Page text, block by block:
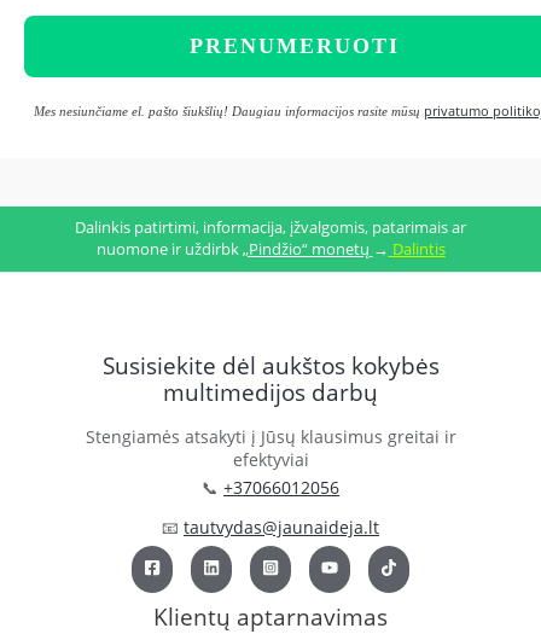
Mes nesiunčiame el. pašto šiukšlių! Daugiau informacijos rasite mūsų privatumo
Dalinkis patirtimi, informacija, įžvalgomis, patarimais ar
nuomone ir uždirbk„Pindžio“ monetų → Dalintis
Susisiekite dėl aukštos kokybės
multimedijos darbų
Stengiamės atsakyti į Jūsų klausimus greitai ir
efektyviai
📞 +37066012056
📧 tautvydas@jaunaideja.lt
Klientų aptarnavimas